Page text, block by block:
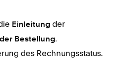
Einleitung der
Bestellung.
des Rechnungsstatus.